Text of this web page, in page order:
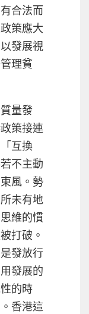
合法而
策應大
發展視
理貧
量發
策接連
互換
不主動
風。勢
未有地
維的慣
打破。
發放行
發展的
的時
香港這